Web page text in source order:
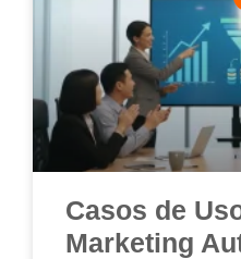
Casos de
Marketing